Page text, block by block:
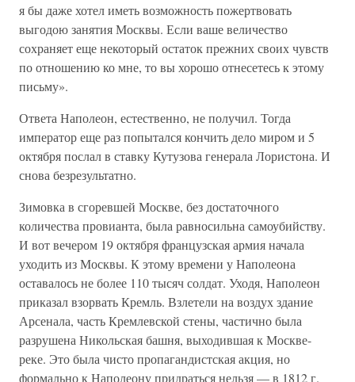
я бы даже хотел иметь возможность пожертвовать
выгодою занятия Москвы. Если ваше величество
сохраняет еще некоторый остаток прежних своих чувств
по отношению ко мне, то вы хорошо отнесетесь к этому
письму».
Ответа Наполеон, естественно, не получил. Тогда
император еще раз попытался кончить дело миром и 5
октября послал в ставку Кутузова генерала Лористона. И
снова безрезультатно.
Зимовка в сгоревшей Москве, без достаточного
количества провианта, была равносильна самоубийству.
И вот вечером 19 октября французская армия начала
уходить из Москвы. К этому времени у Наполеона
оставалось не более 110 тысяч солдат. Уходя, Наполеон
приказал взорвать Кремль. Взлетели на воздух здание
Арсенала, часть Кремлевской стены, частично была
разрушена Никольская башня, выходившая к Москве-
реке. Это была чисто пропагандистская акция, но
формально к Наполеону придраться нельзя — в 1812 г.